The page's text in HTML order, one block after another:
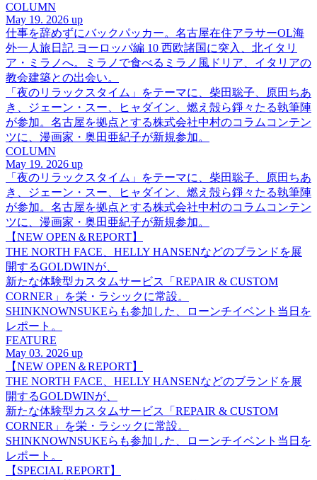
COLUMN
May 19. 2026 up
仕事を辞めずにバックパッカー。名古屋在住アラサーOL海
外一人旅日記 ヨーロッパ編 10 西欧諸国に突入、北イタリ
ア・ミラノへ。ミラノで食べるミラノ風ドリア、イタリアの
教会建築との出会い。
「夜のリラックスタイム」をテーマに、柴田聡子、原田ちあ
き、ジェーン・スー、ヒャダイン、燃え殻ら錚々たる執筆陣
が参加。名古屋を拠点とする株式会社中村のコラムコンテン
ツに、漫画家・奥田亜紀子が新規参加。
COLUMN
May 19. 2026 up
「夜のリラックスタイム」をテーマに、柴田聡子、原田ちあ
き、ジェーン・スー、ヒャダイン、燃え殻ら錚々たる執筆陣
が参加。名古屋を拠点とする株式会社中村のコラムコンテン
ツに、漫画家・奥田亜紀子が新規参加。
【NEW OPEN＆REPORT】
THE NORTH FACE、HELLY HANSENなどのブランドを展
開するGOLDWINが、
新たな体験型カスタムサービス「REPAIR & CUSTOM
CORNER」を栄・ラシックに常設。
SHINKNOWNSUKEらも参加した、ローンチイベント当日を
レポート。
FEATURE
May 03. 2026 up
【NEW OPEN＆REPORT】
THE NORTH FACE、HELLY HANSENなどのブランドを展
開するGOLDWINが、
新たな体験型カスタムサービス「REPAIR & CUSTOM
CORNER」を栄・ラシックに常設。
SHINKNOWNSUKEらも参加した、ローンチイベント当日を
レポート。
【SPECIAL REPORT】